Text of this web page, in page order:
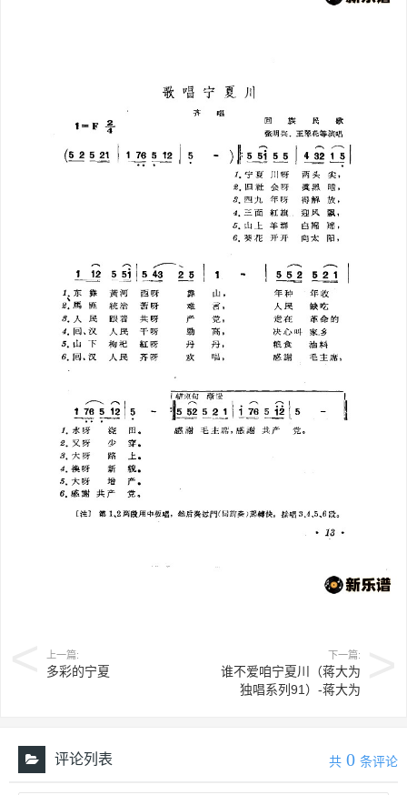
上一篇:
多彩的宁夏
下一篇:
谁不爱咱宁夏川（蒋大为
独唱系列91）-蒋大为
共 0 条评论
评论列表